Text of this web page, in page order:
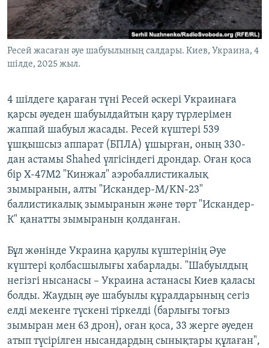
ЖАЗЫЛЫҢЫЗ
Басқа тілдерде
Ресей жасаған әуе шабуылының салдары. Киев, Украина, 4
шілде, 2025 жыл.
4 шілдеге қараған түні Ресей әскері Украинаға
қарсы әуеден шабуылдайтын қару түрлерімен
жаппай шабуыл жасады. Ресей күштері 539
ұшқышсыз аппарат (БПЛА) ұшырған, оның 330-
дан астамы Shahed үлгісіндегі дрондар. Оған қоса
бір Х-47М2 "Кинжал" аэробаллистикалық
зымыранын, алты "Искандер-М/KN-23"
баллистикалық зымыранын және төрт "Искандер-
К" қанатты зымыранын қолданған.
Бұл жөнінде Украина қарулы күштерінің Әуе
күштері қолбасшылығы хабарлады. "Шабуылдың
негізгі нысанасы – Украина астанасы Киев қаласы
болды. Жаудың әуе шабуылы құралдарының сегіз
елді мекенге түскені тіркелді (барлығы тоғыз
зымыран мен 63 дрон), оған қоса, 33 жерге әуеден
атып түсірілген нысандардың сынықтары құлаған",